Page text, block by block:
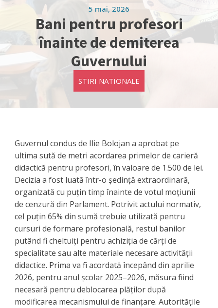
5 mai, 2026
Bani pentru profesori
înainte de demiterea
Guvernului
STIRI NATIONALE
Guvernul condus de Ilie Bolojan a aprobat pe
ultima sută de metri acordarea primelor de carieră
didactică pentru profesori, în valoare de 1.500 de lei.
Decizia a fost luată într-o ședință extraordinară,
organizată cu puțin timp înainte de votul moțiunii
de cenzură din Parlament. Potrivit actului normativ,
cel puțin 65% din sumă trebuie utilizată pentru
cursuri de formare profesională, restul banilor
putând fi cheltuiți pentru achiziția de cărți de
specialitate sau alte materiale necesare activității
didactice. Prima va fi acordată începând din aprilie
2026, pentru anul școlar 2025–2026, măsura fiind
necesară pentru deblocarea plăților după
modificarea mecanismului de finanțare. Autoritățile